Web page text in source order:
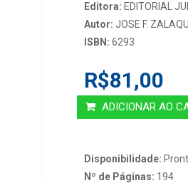
Editora: EDITORIAL
Autor: JOSE F.
ISBN: 6293
R$81,00
ADICIONAR AO
Disponibilidade:
Nº de Páginas: 194